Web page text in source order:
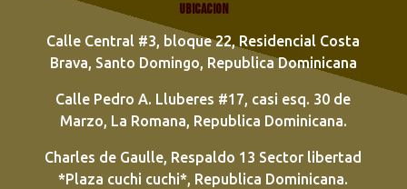
Ubicacion
Calle Central #3, bloque 22, Residencial Costa
Brava, Santo Domingo, Republica Dominicana
Calle Pedro A. Lluberes #17, casi esq. 30 de
Marzo, La Romana, Republica Dominicana.
Charles de Gaulle, Respaldo 13 Sector libertad
*Plaza cuchi cuchi*, Republica Dominicana.